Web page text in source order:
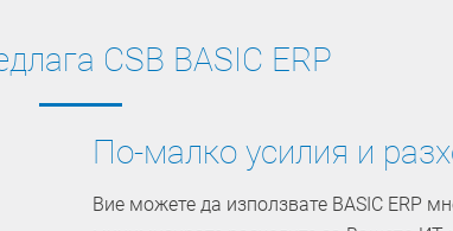
CSB BASIC ERP
По-малко усилия и
Вие можете да използвате BASIC ERP